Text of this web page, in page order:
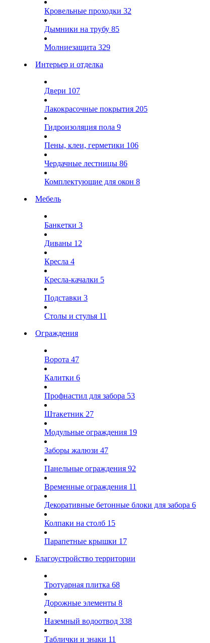
Кровельные проходки 32
Дымники на трубу 85
Молниезащита 329
Интерьер и отделка
Двери 107
Лакокрасочные покрытия 205
Гидроизоляция пола 9
Пены, клеи, герметики 106
Чердачные лестницы 86
Комплектующие для окон 8
Мебель
Банкетки 3
Диваны 12
Кресла 4
Кресла-качалки 5
Подставки 3
Столы и стулья 11
Ограждения
Ворота 47
Калитки 6
Профнастил для забора 53
Штакетник 27
Модульные ограждения 19
Заборы жалюзи 47
Панельные ограждения 92
Временные ограждения 11
Декоративные бетонные блоки для забора 6
Колпаки на столб 15
Парапетные крышки 17
Благоустройство территории
Тротуарная плитка 68
Дорожные элементы 8
Наземный водоотвод 338
Таблички и знаки 11